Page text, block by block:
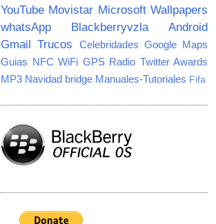
YouTube Movistar Microsoft Wallpapers
whatsApp
Blackberryvzla
Android
Gmail Trucos Celebridades Google Maps
Guias NFC WiFi GPS Radio Twitter Awards
MP3 Navidad bridge Manuales-Tutoriales Fifa